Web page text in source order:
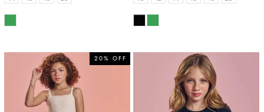
COR COR
20% OFF